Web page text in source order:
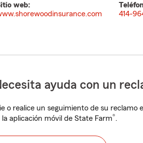
web:
414-
ayuda con un
o realice un seguimiento de su reclamo
la aplicación móvil de State Farm®.